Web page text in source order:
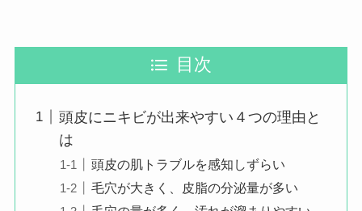
目次
頭皮にニキビが出来やすい４つの理由と
は
頭皮の肌トラブルを感知しずらい
毛穴が大きく、皮脂の分泌量が多い